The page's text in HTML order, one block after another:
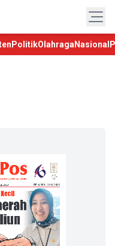
PolitikOlahraga Nasional